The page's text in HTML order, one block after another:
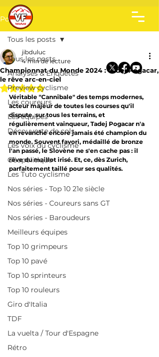
Post
Tous les posts
Analyses & Enquêtes
Preview cyclisme
Les coureurs
Les équipes
Découverte de cols
Les voix du cyclisme
Géopolitique
Les Tuto cyclisme
Nos séries - Top 10 21e siècle
Nos séries - Coureurs sans GT
Nos séries - Baroudeurs
Meilleurs équipes
Top 10 grimpeurs
Top 10 pavé
Top 10 sprinteurs
Top 10 rouleurs
Giro d'Italia
TDF
La vuelta / Tour d'Espagne
Rétro
Tous les posts
Championnat du Monde 2024 : Tadej Pogacar,
le rêve arc-en-ciel
jibduluc
4 min de lecture
Noté NaN étoiles sur 5.
Véritable "Cannibale" des temps modernes,
acteur majeur de toutes les courses qu'il
dispute, sur tous les terrains, et
régulièrement vainqueur, Tadej Pogacar n'a
en revanche encore jamais été champion du
monde. Souvent favori, médaillé de bronze
l'an passé, le Slovène ne s'en cache pas : il
rêve du maillot irisé. Et, ce, dès Zurich,
parfaitement taillé pour ses qualités.